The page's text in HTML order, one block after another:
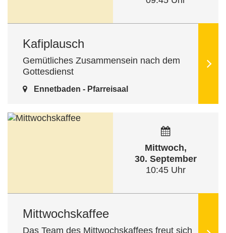
Kafiplausch
Ennetbaden - Pfarreisaal
Gemütliches Zusammensein nach dem
Gottesdienst
Mittwochskaffee
Mittwoch,
30. September
10:45 Uhr
Das Team des Mittwochskaffees freut sich